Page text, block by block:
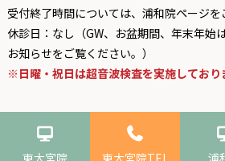
東大宮院 東大宮院TEL 浦
受付終了時間については、 浦和院ページを
休診日：なし（GW、お盆期間、年末年始
お知らせをご覧ください。）
※日曜・祝日は超音波検査を実施しており
Copyright (c) 2018 -